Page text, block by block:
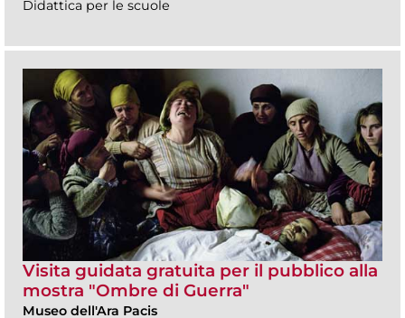
Didattica per le scuole
Visita guidata gratuita per il pubblico alla
mostra "Ombre di Guerra"
Museo dell'Ara Pacis